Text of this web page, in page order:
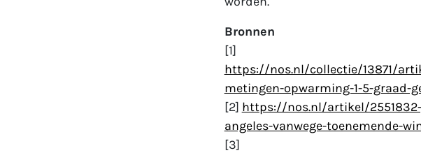
Bronnen
[1]
https://nos.nl/collectie/13871/
metingen-opwarming-1-5-graad-
[2] https://nos.nl/artikel/
angeles-vanwege-toenemende-
[3]